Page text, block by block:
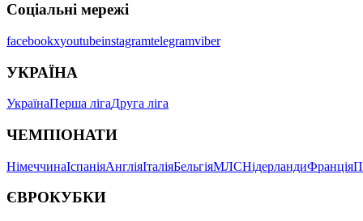
Соціальні мережі
facebookxyoutubeinstagramtelegramviber
УКРАЇНА
УкраїнаПерша лігаДруга ліга
ЧЕМПІОНАТИ
НімеччинаІспаніяАнгліяІталіяБельгіяМЛСНідерландиФранція
ЄВРОКУБКИ